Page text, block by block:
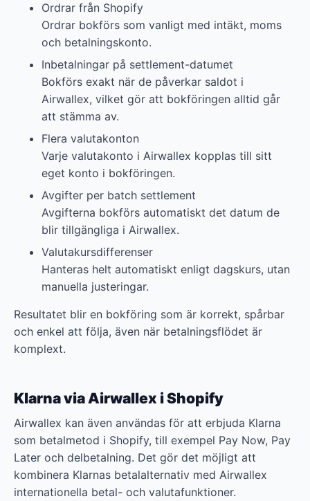
Ordrar från Shopify
Ordrar bokförs som vanligt med intäkt, moms
och betalningskonto.
Inbetalningar på settlement-datumet
Bokförs exakt när de påverkar saldot i
Airwallex, vilket gör att bokföringen alltid går
att stämma av.
Flera valutakonton
Varje valutakonto i Airwallex kopplas till sitt
eget konto i bokföringen.
Avgifter per batch settlement
Avgifterna bokförs automatiskt det datum de
blir tillgängliga i Airwallex.
Valutakursdifferenser
Hanteras helt automatiskt enligt dagskurs, utan
manuella justeringar.
Resultatet blir en bokföring som är korrekt, spårbar
och enkel att följa, även när betalningsflödet är
komplext.
Klarna via Airwallex i Shopify
Airwallex kan även användas för att erbjuda Klarna
som betalmetod i Shopify, till exempel Pay Now, Pay
Later och delbetalning. Det gör det möjligt att
kombinera Klarnas betalalternativ med Airwallex
internationella betal- och valutafunktioner.